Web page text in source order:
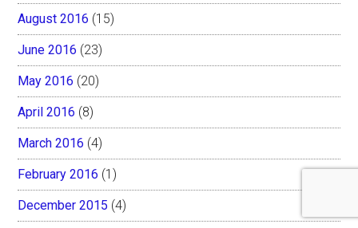
August 2016 (15)
June 2016 (23)
May 2016 (20)
April 2016 (8)
March 2016 (4)
February 2016 (1)
December 2015 (4)